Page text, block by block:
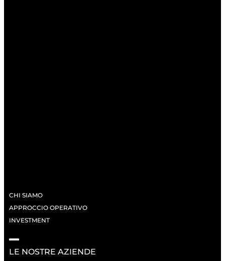
CHI SIAMO
APPROCCIO OPERATIVO
INVESTMENT
LE NOSTRE AZIENDE